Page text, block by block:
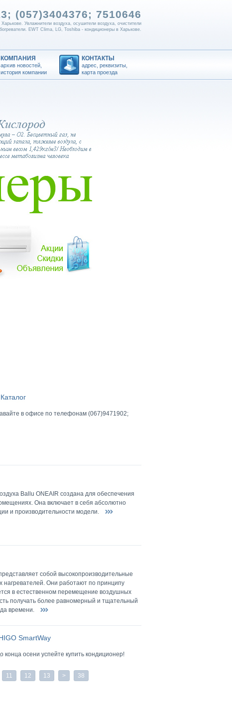
(057)3404376; 7510646
Увлажнители воздуха, осушители воздуха, очистители
EWT Clima, LG, Toshiba - кондиционеры в Харькове.
КОМПАНИЯ
архив новостей,
история компании
КОНТАКТЫ
адрес, реквизиты,
карта проезда
Каталог
в офисе по телефонам (067)9471902;
Ballu ONEAIR создана для обеспечения
Она включает в себя абсолютно
и производительности модели.
собой высокопроизводительные
нагревателей. Они работают по принципу
в естественном перемещение воздушных
получать более равномерный и тщательный
времени.
SmartWay
осени успейте купить кондиционер!
11 12 13 > 38